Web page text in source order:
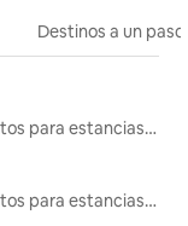
Destinos a un
Alojamientos para estancias largas
Alojamientos para estancias largas